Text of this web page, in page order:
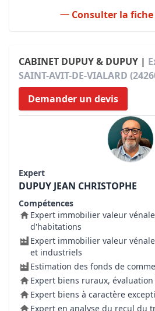
Consulter la
CABINET DUPUY & DUPUY |
SAINT-AVIT-DE-VIALARD
Demander un devis
Expert
DUPUY JEAN CHRISTOPHE
Compétences
Expert immobilier valeur
d'habitations
Expert immobilier valeur
et industriels
Estimation des fonds de
Expert biens ruraux,
Expert biens à caractère
Expert en analyse du recul du